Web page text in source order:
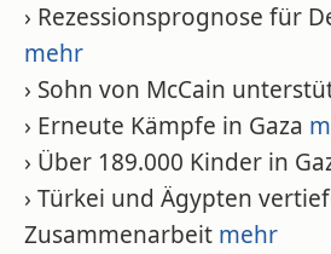
› Rezessionsprognose für
mehr
› Sohn von McCain
› Erneute Kämpfe in Gaza
› Über 189.000 Kinder in
› Türkei und Ägypten
Zusammenarbeit mehr